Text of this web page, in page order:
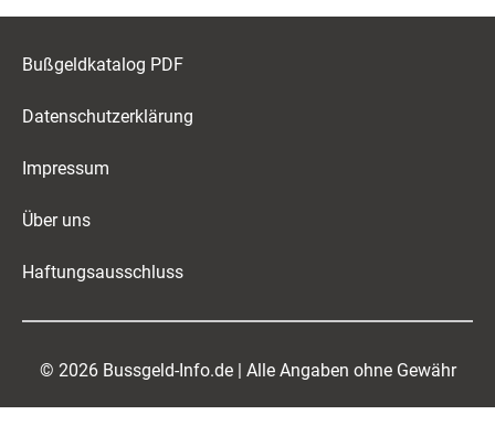
Bußgeldkatalog PDF
Datenschutzerklärung
Impressum
Über uns
Haftungsausschluss
© 2026 Bussgeld-Info.de | Alle Angaben ohne Gewähr